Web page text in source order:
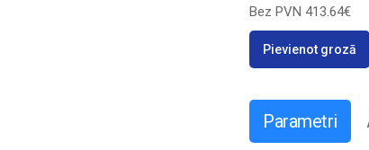
Bez PVN 413.64€
Pievienot grozā
Parametri